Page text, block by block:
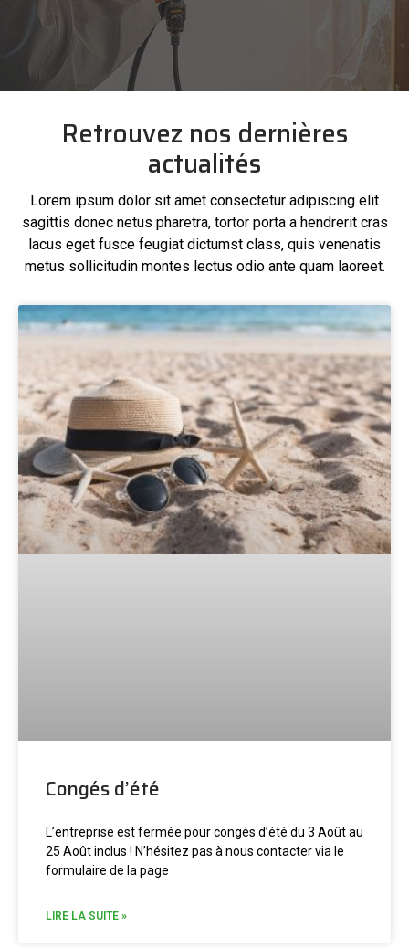
Retrouvez nos dernières
actualités
Lorem ipsum dolor sit amet consectetur adipiscing elit
sagittis donec netus pharetra, tortor porta a hendrerit cras
lacus eget fusce feugiat dictumst class, quis venenatis
metus sollicitudin montes lectus odio ante quam laoreet.
Congés d’été
L’entreprise est fermée pour congés d’été du 3 Août au
25 Août inclus ! N’hésitez pas à nous contacter via le
formulaire de la page
LIRE LA SUITE »